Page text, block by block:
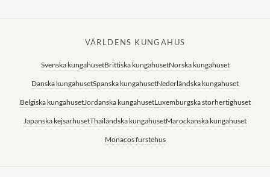
VÄRLDENS KUNGAHUS
Svenska kungahusetBrittiska kungahusetNorska kungahuset
Danska kungahusetSpanska kungahusetNederländska kungahuset
Belgiska kungahusetJordanska kungahusetLuxemburgska storhertighuset
Japanska kejsarhusetThailändska kungahusetMarockanska kungahuset
Monacos furstehus